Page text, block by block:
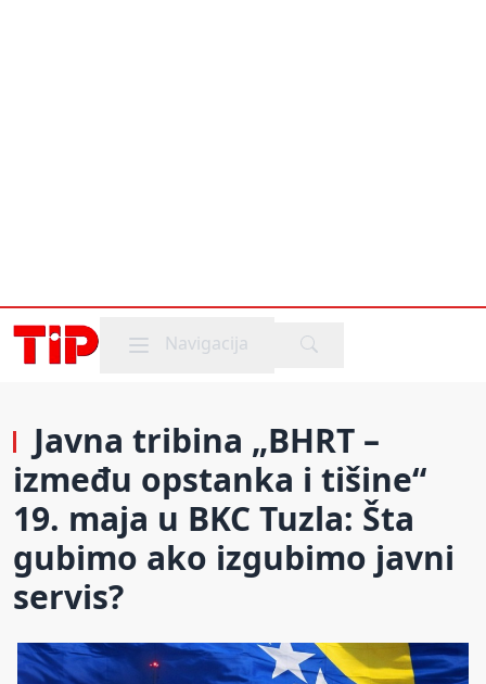
Mobile menu
Navigacija
Javna tribina „BHRT –
između opstanka i tišine“
19. maja u BKC Tuzla: Šta
gubimo ako izgubimo javni
servis?